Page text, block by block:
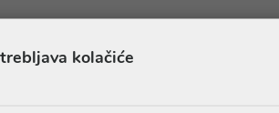
iz iste linije
kolačiće